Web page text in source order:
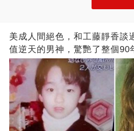
美成人間絕色，和工藤靜香談
值逆天的男神，驚艷了整個